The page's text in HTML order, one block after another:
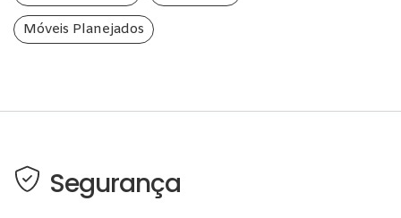
Móveis Planejados
Segurança